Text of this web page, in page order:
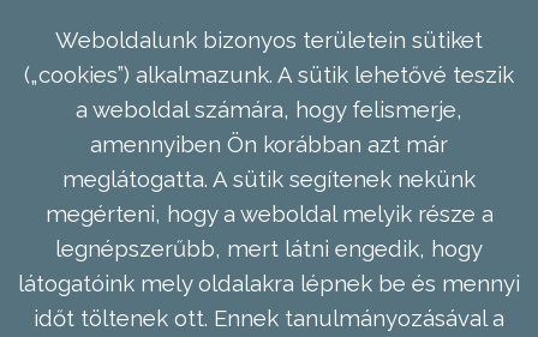
Weboldalunk bizonyos területein sütiket
(„cookies”) alkalmazunk. A sütik lehetővé teszik
a weboldal számára, hogy felismerje,
amennyiben Ön korábban azt már
meglátogatta. A sütik segítenek nekünk
megérteni, hogy a weboldal melyik része a
legnépszerűbb, mert látni engedik, hogy
látogatóink mely oldalakra lépnek be és mennyi
időt töltenek ott. Ennek tanulmányozásával a